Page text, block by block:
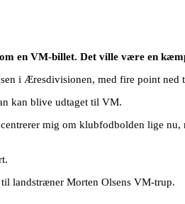
en VM-billet. Det ville være en
i Æresdivisionen, med fire point ned
kan blive udtaget til VM.
mig om klubfodbolden lige
landstræner Morten Olsens VM-trup.